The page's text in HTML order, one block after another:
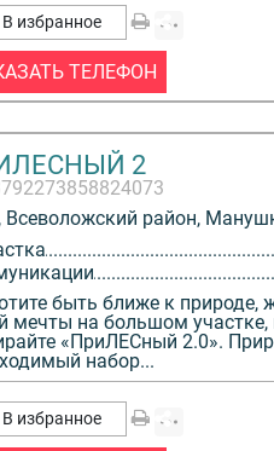
парковые
В избранное
ТЕЛЕФОН
2
район,
быть ближе к
мечты на большом участке,
«ПриЛЕСный 2.0».
набор...
В избранное